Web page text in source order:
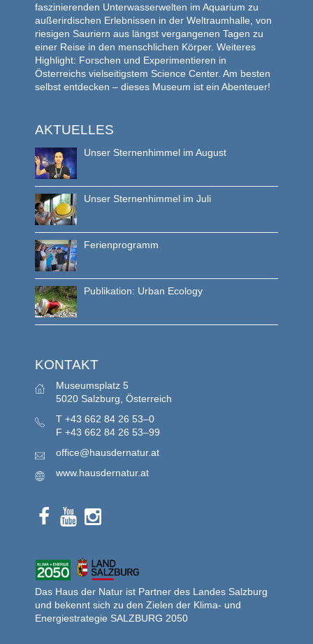
faszinierenden Unterwasserwelten im Aquarium zu
außerirdischen Erlebnissen in der Weltraumhalle, von
riesigen Sauriern aus längst vergangenen Tagen zu
einer Reise in den menschlichen Körper. Weiteres
Highlight: Forschen und Experimentieren in
Österreichs vielseitigstem Science Center. Am besten
selbst entdecken – dieses Museum ist ein Abenteuer!
AKTUELLES
Unser Sternenhimmel im August
Unser Sternenhimmel im Juli
Ferienprogramm
Publikation: Urban Ecology
KONTAKT
Museumsplatz 5
5020 Salzburg, Österreich
T +43 662 84 26 53–0
F +43 662 84 26 53–99
office@hausdernatur.at
www.hausdernatur.at
Das Haus der Natur ist Partner des Landes Salzburg
und bekennt sich zu den Zielen der Klima- und
Energiestrategie SALZBURG 2050